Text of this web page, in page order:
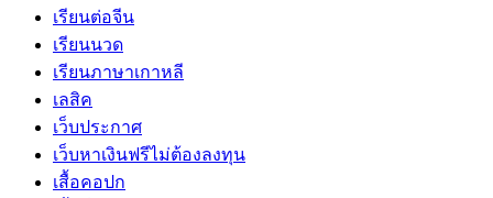
เรียนต่อจีน
เรียนนวด
เรียนภาษาเกาหลี
เลสิค
เว็บประกาศ
เว็บหาเงินฟรีไม่ต้องลงทุน
เสื้อคอปก